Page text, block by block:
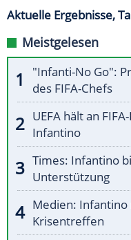
Aktuelle Ergebnisse,
Meistgelesen
"Infanti-No Go":
des FIFA-Chefs
UEFA hält an
Infantino
Times: Infantino
Unterstützung
Medien:
Krisentreffen